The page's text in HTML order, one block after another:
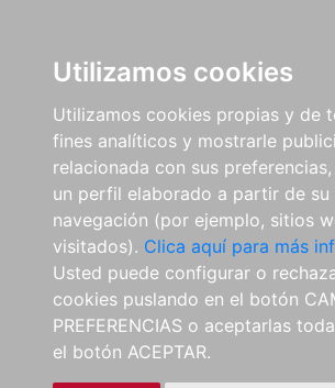
Utilizamos cookies
Utilizamos cookies propias y de
fines analíticos y mostrarle
relacionada con sus
un perfil elaborado a partir de su
navegación (por ejemplo, sitios
visitados). Clica aquí para más
Usted puede configurar o
cookies puslando en el botón
PREFERENCIAS o aceptarlas
el botón ACEPTAR.